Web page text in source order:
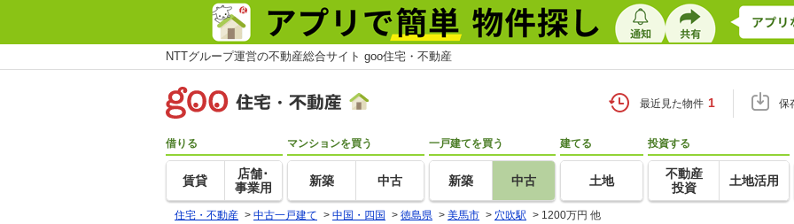
NTTグループ運営の不動産総合サイト goo住宅・不動産
最近見た物件 1 保
借りる
賃貸
店舗･
事業用
マンションを買う
新築 中古
一戸建てを買う
新築 中古
建てる
土地
投資する
不動産
投資
土地活用
住宅・不動産 > 中古一戸建て > 中国・四国 > 徳島県 > 美馬市 > 穴吹駅 > 1200万円 他